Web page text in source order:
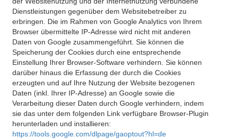
Dienstleistungen gegenüber dem Websitebetreiber zu
erbringen. Die im Rahmen von Google Analytics von Ihrem
Browser übermittelte IP-Adresse wird nicht mit anderen
Daten von Google zusammengeführt. Sie können die
Speicherung der Cookies durch eine entsprechende
Einstellung Ihrer Browser-Software verhindern. Sie können
darüber hinaus die Erfassung der durch die Cookies
erzeugten und auf Ihre Nutzung der Website bezogenen
Daten (inkl. Ihrer IP-Adresse) an Google sowie die
Verarbeitung dieser Daten durch Google verhindern, indem
sie das unter dem folgenden Link verfügbare Browser-Plugin
herunterladen und installieren:
https://tools.google.com/dlpage/gaoptout?hl=de